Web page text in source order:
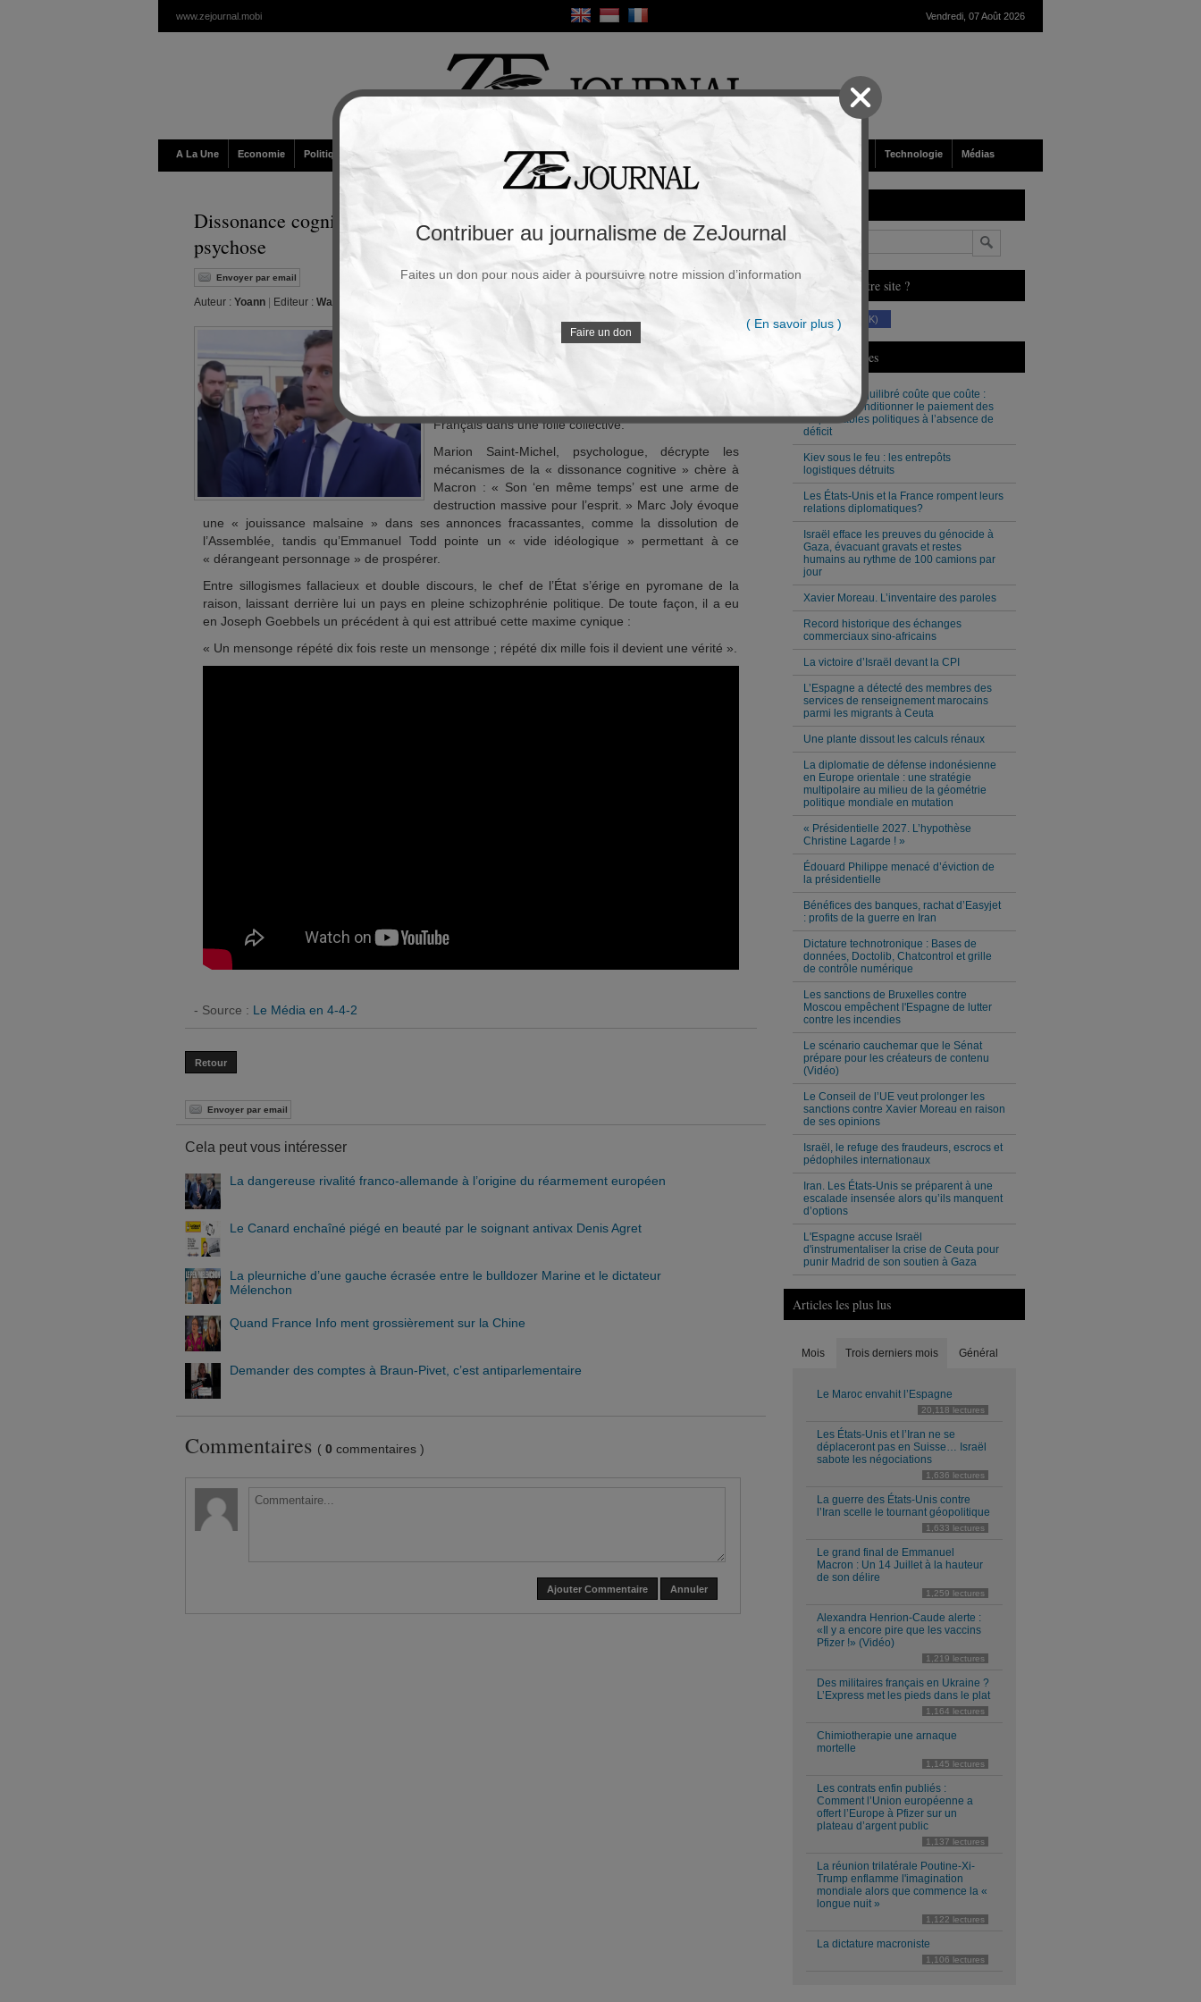
www.zejournal.mobi Vendredi, 07 Août 2026
A La Une Economie Politique / Géopolitique Religion Sport France / Europe Société Technologie Médias
Dissonance cognitive : Un président schizophrène et la France en
psychose
Envoyer par email Souscrire à la newsletter
Auteur : Yoann Editeur : Walt
Emmanuel Macron, ce président au sourire calculé et
aux discours contradictoires, ne se contente pas de
gouverner : il manipule. Selon Marion Saint-Michel,
la perversion narcissique, visant à plonger les
Français dans une folie collective.
Marion Saint-Michel, psychologue, décrypte les
mécanismes de la « dissonance cognitive » chère à
Macron : « Son ‘en même temps’ est une arme de
destruction massive pour l’esprit. » Marc Joly évoque
une « jouissance malsaine » dans ses annonces fracassantes, comme la dissolution de
l’Assemblée, tandis qu’Emmanuel Todd pointe un « vide idéologique » permettant à ce
« dérangeant personnage » de prospérer.
Entre sillogismes fallacieux et double discours, le chef de l’État s’érige en pyromane de la
raison, laissant derrière lui un pays en pleine schizophrénie politique. De toute façon, il a eu
en Joseph Goebbels un précédent à qui est attribué cette maxime cynique :
« Un mensonge répété dix fois reste un mensonge ; répété dix mille fois il devient une vérité ».
- Source : Le Média en 4-4-2
Retour
Envoyer par email
Cela peut vous intéresser
La dangereuse rivalité franco-allemande à l’origine du réarmement européen
Le Canard enchaîné piégé en beauté par le soignant antivax Denis Agret
La pleurniche d’une gauche écrasée entre le bulldozer Marine et le dictateur
Mélenchon
Quand France Info ment grossièrement sur la Chine
Demander des comptes à Braun-Pivet, c’est antiparlementaire
Commentaires ( 0 commentaires )
Ajouter Commentaire Annuler
Vous aimez notre site ?
(230 K)
Derniers Articles
Un budget équilibré coûte que coûte :
Milei veut conditionner le paiement des
responsables politiques à l’absence de
déficit
Kiev sous le feu : les entrepôts
logistiques détruits
Les États-Unis et la France rompent leurs
relations diplomatiques?
Israël efface les preuves du génocide à
Gaza, évacuant gravats et restes
humains au rythme de 100 camions par
jour
Xavier Moreau. L’inventaire des paroles
Record historique des échanges
commerciaux sino-africains
La victoire d’Israël devant la CPI
L’Espagne a détecté des membres des
services de renseignement marocains
parmi les migrants à Ceuta
Une plante dissout les calculs rénaux
La diplomatie de défense indonésienne
en Europe orientale : une stratégie
multipolaire au milieu de la géométrie
politique mondiale en mutation
« Présidentielle 2027. L’hypothèse
Christine Lagarde ! »
Édouard Philippe menacé d’éviction de
la présidentielle
Bénéfices des banques, rachat d’Easyjet
: profits de la guerre en Iran
Dictature technotronique : Bases de
données, Doctolib, Chatcontrol et grille
de contrôle numérique
Les sanctions de Bruxelles contre
Moscou empêchent l'Espagne de lutter
contre les incendies
Le scénario cauchemar que le Sénat
prépare pour les créateurs de contenu
(Vidéo)
Le Conseil de l’UE veut prolonger les
sanctions contre Xavier Moreau en raison
de ses opinions
Israël, le refuge des fraudeurs, escrocs et
pédophiles internationaux
Iran. Les États-Unis se préparent à une
escalade insensée alors qu’ils manquent
d’options
L'Espagne accuse Israël
d'instrumentaliser la crise de Ceuta pour
punir Madrid de son soutien à Gaza
Articles les plus lus
Mois Trois derniers mois Général
Le Maroc envahit l’Espagne
20,118 lectures
Les États-Unis et l’Iran ne se
déplaceront pas en Suisse… Israël
sabote les négociations
1,636 lectures
La guerre des États-Unis contre
l’Iran scelle le tournant géopolitique
1,633 lectures
Le grand final de Emmanuel
Macron : Un 14 Juillet à la hauteur
de son délire
1,259 lectures
Alexandra Henrion-Caude alerte :
«Il y a encore pire que les vaccins
Pfizer !» (Vidéo)
1,219 lectures
Des militaires français en Ukraine ?
L’Express met les pieds dans le plat
1,164 lectures
Chimiotherapie une arnaque
mortelle
1,145 lectures
Les contrats enfin publiés :
Comment l’Union européenne a
offert l’Europe à Pfizer sur un
plateau d’argent public
1,137 lectures
La réunion trilatérale Poutine-Xi-
Trump enflamme l'imagination
mondiale alors que commence la «
longue nuit »
1,122 lectures
La dictature macroniste
1,106 lectures
Contribuer au journalisme de ZeJournal
Faites un don pour nous aider à poursuivre notre mission d’information
Faire un don
( En savoir plus )